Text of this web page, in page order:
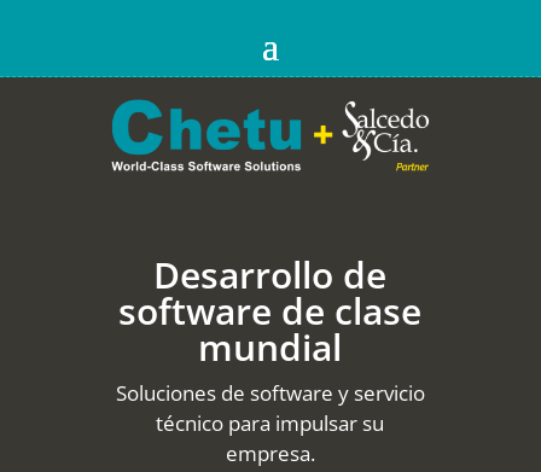
Desarrollo de
software de clase
mundial
Soluciones de software y servicio
técnico para impulsar su
empresa.